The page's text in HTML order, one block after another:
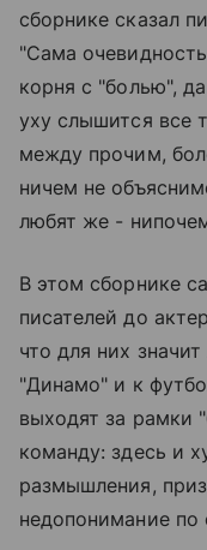
сборнике сказал
"Сама
корня с "болью",
уху слышится все
между прочим,
ничем не
любят же -
В этом сборнике
писателей до
что для них
"Динамо" и к
выходят за рамки
команду: здесь и
размышления,
недопонимание по